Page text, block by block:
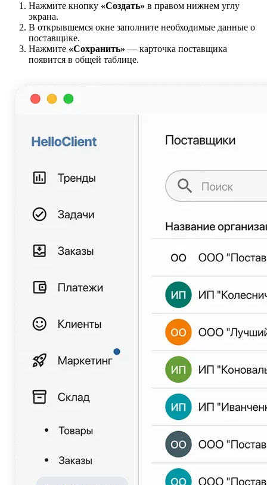
Нажмите кнопку «Создать» в правом нижнем углу
экрана.
В открывшемся окне заполните необходимые данные о
поставщике.
Нажмите «Сохранить» — карточка поставщика
появится в общей таблице.